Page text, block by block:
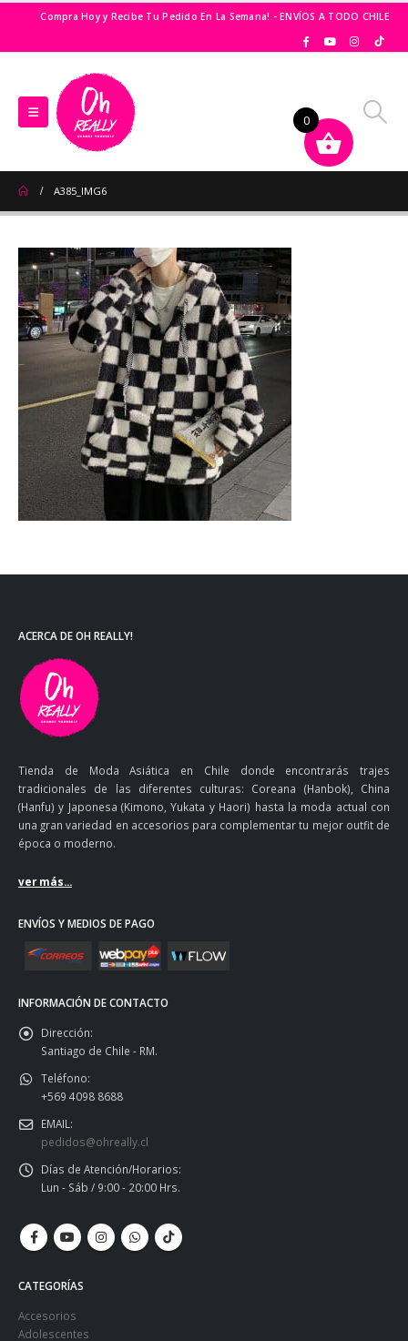
Compra Hoy y Recibe Tu Pedido En La Semana! - ENVÍOS A TODO CHILE
A385_IMG6
ACERCA DE OH REALLY!
Tienda de Moda Asiática en Chile donde encontrarás trajes
tradicionales de las diferentes culturas: Coreana (Hanbok), China
(Hanfu) y Japonesa (Kimono, Yukata y Haori) hasta la moda actual con
una gran variedad en accesorios para complementar tu mejor outfit de
época o moderno.
ver más...
ENVÍOS Y MEDIOS DE PAGO
INFORMACIÓN DE CONTACTO
Dirección:
Santiago de Chile - RM.
Teléfono:
+569 4098 8688
EMAIL:
pedidos@ohreally.cl
Días de Atención/Horarios:
Lun - Sáb / 9:00 - 20:00 Hrs.
CATEGORÍAS
Accesorios
Adolescentes
0